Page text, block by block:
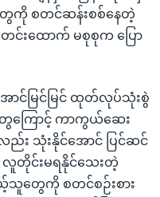
ကို စတင်ဆန်းစစ်နေတဲ့
င်းထောက် မစုစုက ပြော
ာင်မြင်မြင် ထုတ်လုပ်သုံးစွဲ
ေကြောင့် ကာကွယ်ဆေး
ည်း သုံးနိုင်အောင် ပြင်ဆင်
တိုင်းမရနိုင်သေးတဲ့
ယ့်သူတွေကို စတင်စဉ်းစား